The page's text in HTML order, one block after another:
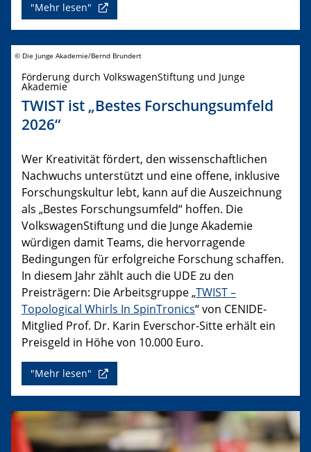
"Mehr lesen"
© Die Junge Akademie/Bernd Brundert
Förderung durch VolkswagenStiftung und Junge
Akademie
TWIST ist „Bestes Forschungsumfeld
2026“
Wer Kreativität fördert, den wissenschaftlichen
Nachwuchs unterstützt und eine offene, inklusive
Forschungskultur lebt, kann auf die Auszeichnung
als „Bestes Forschungsumfeld“ hoffen. Die
VolkswagenStiftung und die Junge Akademie
würdigen damit Teams, die hervorragende
Bedingungen für erfolgreiche Forschung schaffen.
In diesem Jahr zählt auch die UDE zu den
Preisträgern: Die Arbeitsgruppe „TWIST –
Topological Whirls In SpinTronics“ von CENIDE-
Mitglied Prof. Dr. Karin Everschor-Sitte erhält ein
Preisgeld in Höhe von 10.000 Euro.
"Mehr lesen"